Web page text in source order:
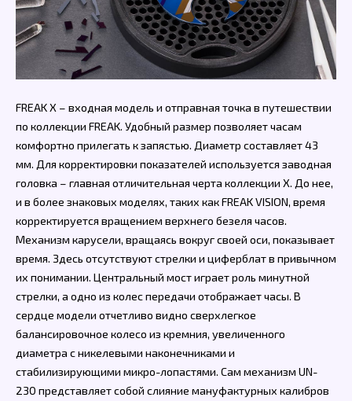
FREAK X – входная модель и отправная точка в путешествии
по коллекции FREAK. Удобный размер позволяет часам
комфортно прилегать к запястью. Диаметр составляет 43
мм. Для корректировки показателей используется заводная
головка – главная отличительная черта коллекции Х. До нее,
и в более знаковых моделях, таких как FREAK VISION, время
корректируется вращением верхнего безеля часов.
Механизм карусели, вращаясь вокруг своей оси, показывает
время. Здесь отсутствуют стрелки и циферблат в привычном
их понимании. Центральный мост играет роль минутной
стрелки, а одно из колес передачи отображает часы. В
сердце модели отчетливо видно сверхлегкое
балансировочное колесо из кремния, увеличенного
диаметра с никелевыми наконечниками и
стабилизирующими микро-лопастями. Сам механизм UN-
230 представляет собой слияние мануфактурных калибров